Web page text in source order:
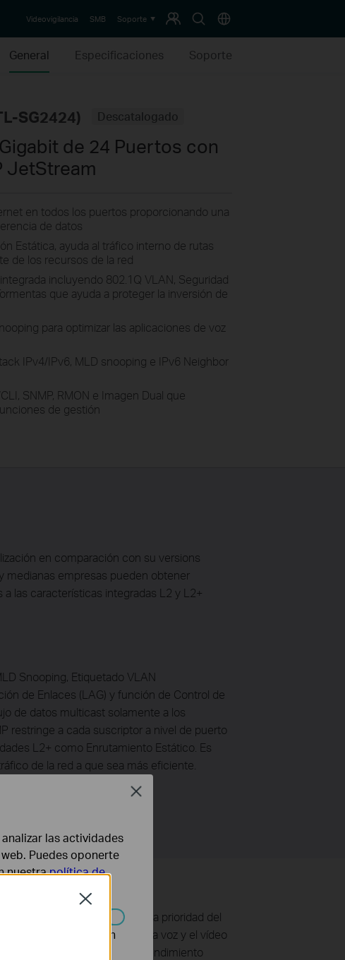
Programa
Fidelización
BuscarPaís
Videovigilancia SMB Soporte
General Especificaciones Soporte
SG2424) Descatalogado
de 24 Puertos con
JetStream
en todos los puertos proporcionando una
de datos
Estática, ayuda al tráfico interno de rutas
de los recursos de la red
incluyendo 802.1Q VLAN, Seguridad
que ayuda a proteger la inversión de
para optimizar las aplicaciones de voz
IPv4/IPv6, MLD snooping e IPv6 Neighbor
SNMP, RMON e Imagen Dual que
de gestión
en comparación con su versions
medianas empresas pueden obtener
las características integradas L2 y L2+
Snooping, Etiquetado VLAN
de Enlaces (LAG) y función de Control de
de datos multicast solamente a los
restringe a cada suscriptor a nivel de puerto
L2+ como Enrutamiento Estático. Es
de la red a que sea más eficiente.
puede designar la prioridad del
DSCP, para asegurar que la voz y el vídeo
de voz , obteniendo un rendimiento
Close
las actividades
Puedes oponerte
nuestrapolítica de
desactivarse en
Close